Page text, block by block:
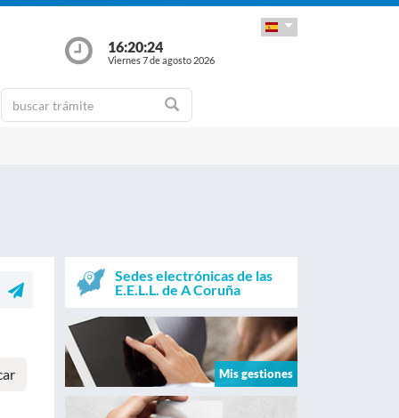
16:20:25
Viernes 7 de agosto 2026
Sedes electrónicas de las
E.E.L.L. de A Coruña
Mis gestiones